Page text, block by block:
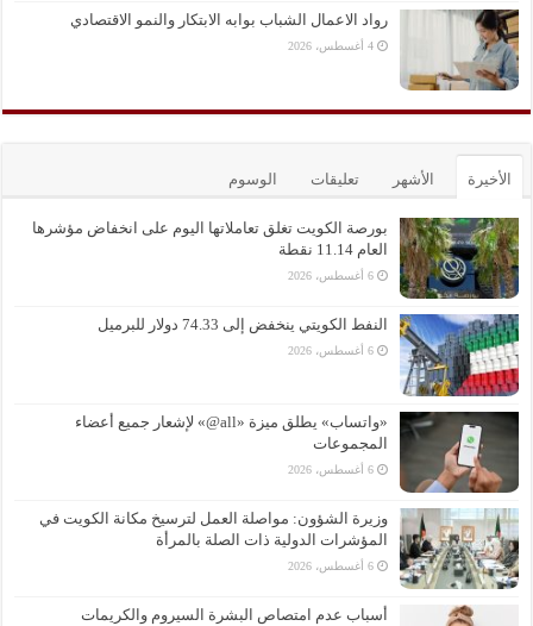
رواد الاعمال الشباب بوابه الابتكار والنمو الاقتصادي
4 أغسطس، 2026
الأخيرة الأشهر تعليقات الوسوم
بورصة الكويت تغلق تعاملاتها اليوم على انخفاض مؤشرها
العام 11.14 نقطة
6 أغسطس، 2026
النفط الكويتي ينخفض إلى 74.33 دولار للبرميل
6 أغسطس، 2026
«واتساب» يطلق ميزة «all@» لإشعار جميع أعضاء
المجموعات
6 أغسطس، 2026
وزيرة الشؤون: مواصلة العمل لترسيخ مكانة الكويت في
المؤشرات الدولية ذات الصلة بالمرأة
6 أغسطس، 2026
أسباب عدم امتصاص البشرة السيروم والكريمات